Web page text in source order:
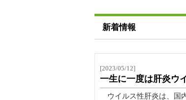
新着情報
[2023/05/12]
一生に一度は肝炎ウ
ウイルス性肝炎は、国